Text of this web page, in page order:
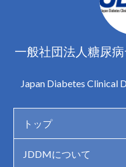
一般社団法人糖尿
Japan Diabetes Clinical
トップ
JDDMについて